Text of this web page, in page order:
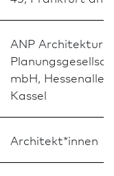
ANP Archi­tektur-
mbH, Hessenallee
Kassel
Architekt*innen